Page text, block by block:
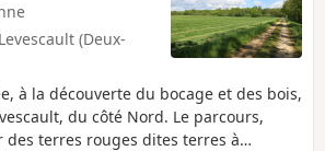
(Deux-
à la découverte du bocage et des bois,
du côté Nord. Le parcours,
terres rouges dites terres à